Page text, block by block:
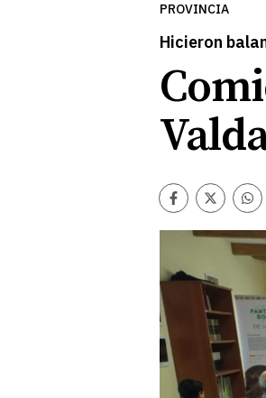
PROVINCIA
Hicieron
Facebook
Twitter
Comentarios